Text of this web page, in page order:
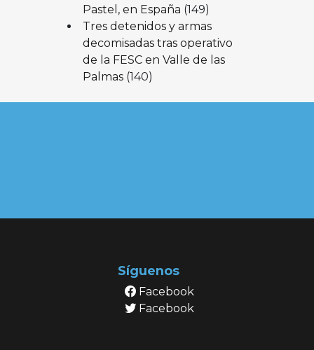
Pastel, en España (149)
Tres detenidos y armas
decomisadas tras operativo
de la FESC en Valle de las
Palmas (140)
Síguenos
Facebook
Facebook